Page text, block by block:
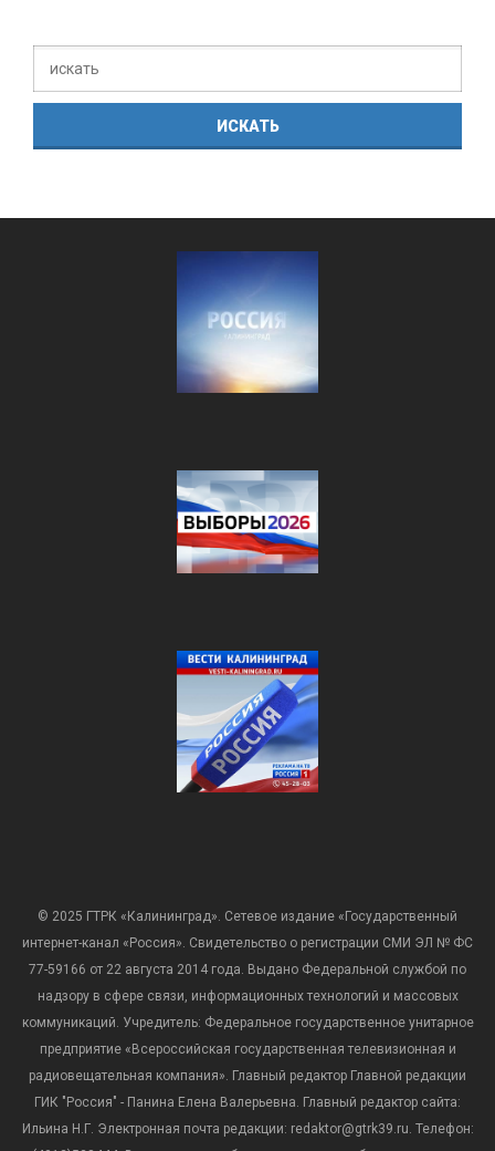
© 2025 ГТРК «Калининград». Сетевое издание «Государственный
интернет-канал «Россия». Свидетельство о регистрации СМИ ЭЛ № ФС
77-59166 от 22 августа 2014 года. Выдано Федеральной службой по
надзору в сфере связи, информационных технологий и массовых
коммуникаций. Учредитель: Федеральное государственное унитарное
предприятие «Всероссийская государственная телевизионная и
радиовещательная компания». Главный редактор Главной редакции
ГИК "Россия" - Панина Елена Валерьевна. Главный редактор сайта:
Ильина Н.Г. Электронная почта редакции: redaktor@gtrk39.ru. Телефон: